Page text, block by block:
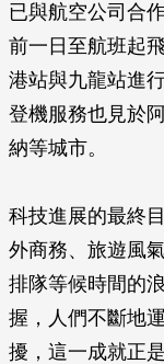
已與航空公司合
前一日至航班起
港站與九龍站進
登機服務也見於
納等城市。
科技進展的最終
外商務、旅遊風
排隊等候時間的
握，人們不斷地
擾，這一成就正